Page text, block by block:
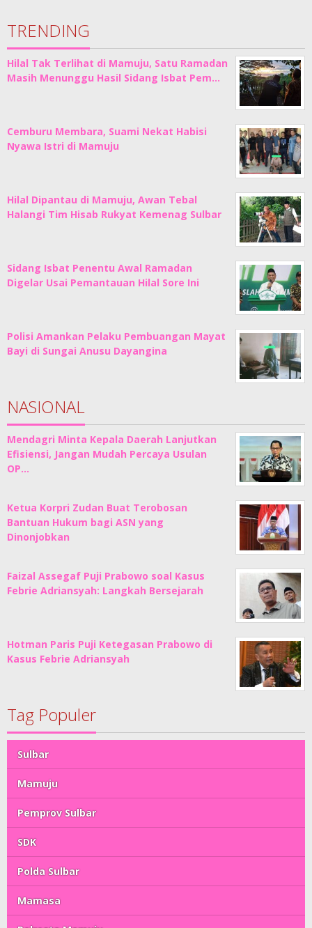
TRENDING
Hilal Tak Terlihat di Mamuju, Satu Ramadan
Masih Menunggu Hasil Sidang Isbat Pem…
Cemburu Membara, Suami Nekat Habisi
Nyawa Istri di Mamuju
Hilal Dipantau di Mamuju, Awan Tebal
Halangi Tim Hisab Rukyat Kemenag Sulbar
Sidang Isbat Penentu Awal Ramadan
Digelar Usai Pemantauan Hilal Sore Ini
Polisi Amankan Pelaku Pembuangan Mayat
Bayi di Sungai Anusu Dayangina
NASIONAL
Mendagri Minta Kepala Daerah Lanjutkan
Efisiensi, Jangan Mudah Percaya Usulan
OP…
Ketua Korpri Zudan Buat Terobosan
Bantuan Hukum bagi ASN yang
Dinonjobkan
Faizal Assegaf Puji Prabowo soal Kasus
Febrie Adriansyah: Langkah Bersejarah
Hotman Paris Puji Ketegasan Prabowo di
Kasus Febrie Adriansyah
Tag Populer
Sulbar
Mamuju
Pemprov Sulbar
SDK
Polda Sulbar
Mamasa